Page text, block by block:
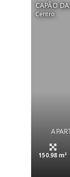
CAPÃO
Centro
150.98 m²